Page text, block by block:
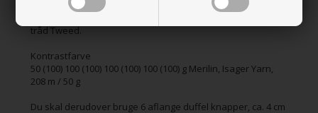
tråd Tweed.
Kontrastfarve
50 (100) 100 (100) 100 (100) 100 (100) g Merilin, Isager Yarn,
208 m / 50 g
Du skal derudover bruge 6 aflange duffel knapper, ca. 4 cm